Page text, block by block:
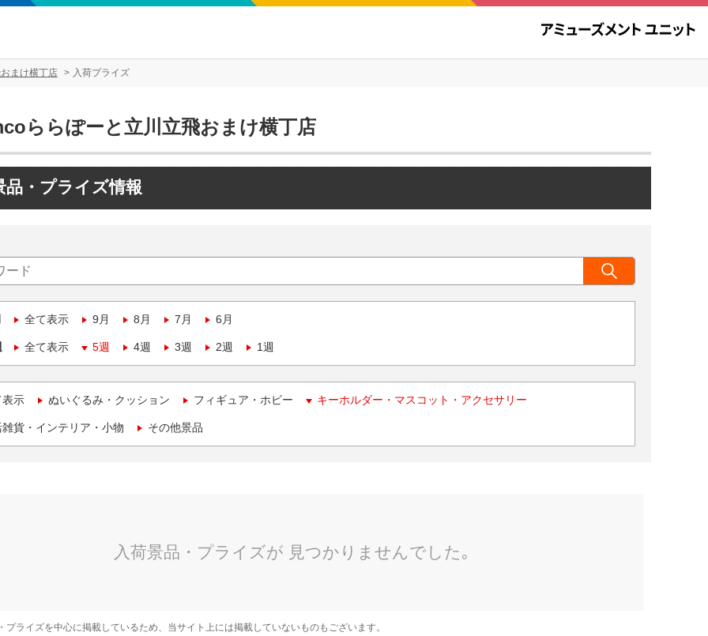
まけ横丁店 入荷プライズ
ららぽーと立川立飛おまけ横丁店
品・プライズ情報
全て表示 9月 8月 7月 6月
全て表示 5週 4週 3週 2週 1週
表示 ぬいぐるみ・クッション フィギュア・ホビー キーホルダー・マスコット・アクセサリー
貨・インテリア・小物 その他景品